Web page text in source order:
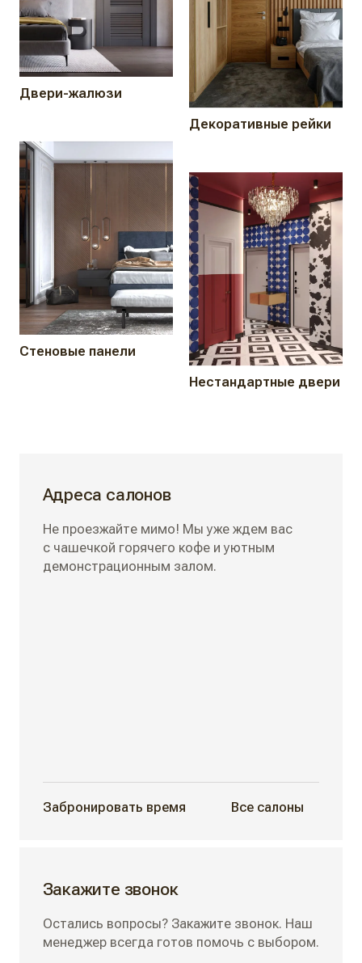
Двери-жалюзи
Декоративные рейки
Стеновые панели
Нестандартные двери
Адреса салонов
Не проезжайте мимо! Мы уже ждем вас
с чашечкой горячего кофе и уютным
демонстрационным залом.
Забронировать время Все салоны
Закажите звонок
Остались вопросы? Закажите звонок. Наш
менеджер всегда готов помочь с выбором.